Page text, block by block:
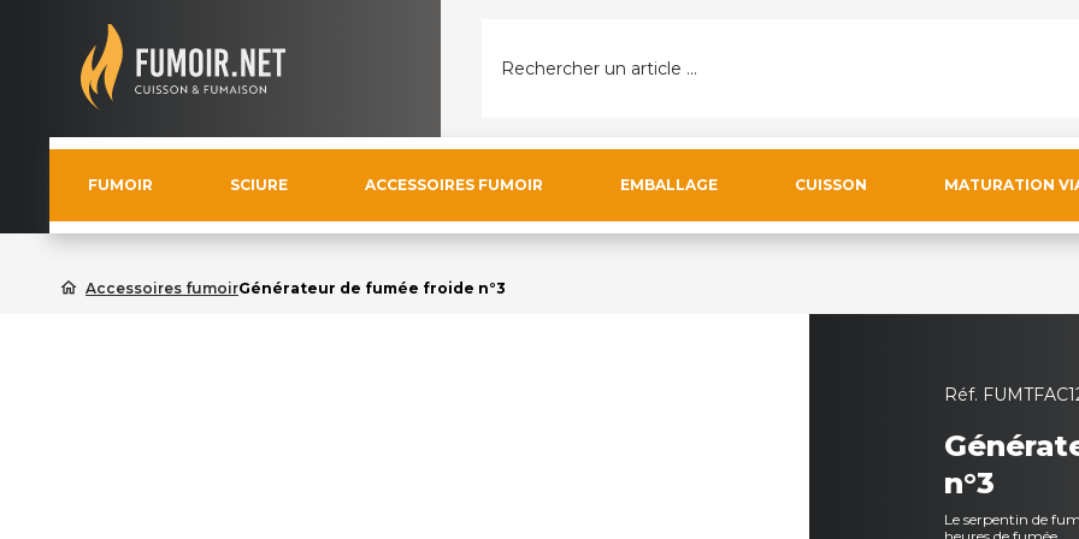
Rechercher un article ...
FUMOIR SCIURE ACCESSOIRES FUMOIR EMBALLAGE CUISSON MATURATION
home Accessoires fumoirGénérateur de fumée froide n°3
Réf.
n°3
Le serpentin de